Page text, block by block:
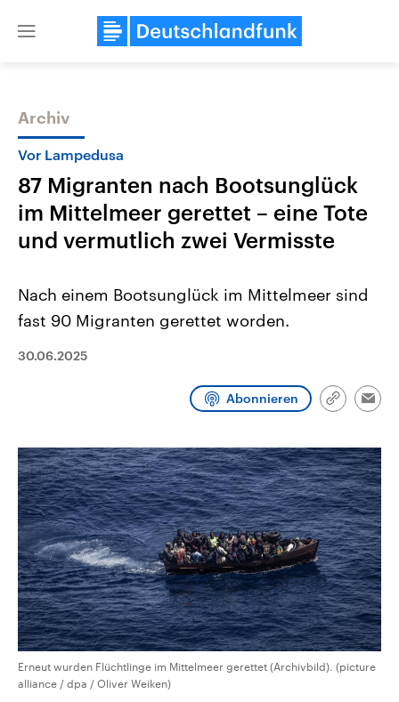
Close
Themen
2026
Sachsen-Anhalt wählt am 6.
Bundesland von einer Koalition aus
und Hintergründe zu den Parteien
und Kandidaten der anstehenden
Wahl.
Aktuelle Beiträge,
mit großem Einfluss auf
aktuelle Weltgeschehen.
Sendungen Programm Podcasts
Audio-Archiv
Archiv
Vor Lampedusa
87 Migranten nach Bootsunglück
im Mittelmeer gerettet – eine Tote
und vermutlich zwei Vermisste
Nach einem Bootsunglück im Mittelmeer sind
fast 90 Migranten gerettet worden.
30.06.2025
Abonnieren
Link
Erneut wurden Flüchtlinge im Mittelmeer gerettet (Archivbild). (picture
alliance / dpa / Oliver Weiken)